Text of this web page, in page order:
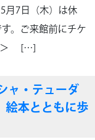
月7日（木）は休
。ご来館前にチケ
＞ […]
ャ・テューダ
絵本とともに歩